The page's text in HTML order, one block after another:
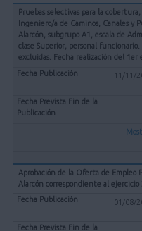
Pruebas selectivas para la
Ingeniero/a de Caminos, Canales y
Alarcón, subgrupo A1, escala de
clase Superior, personal
excluidas. Fecha realización del 1er
11/11/
Aprobación de la Oferta de Empleo
Alarcón correspondiente al ejercicio
01/08/